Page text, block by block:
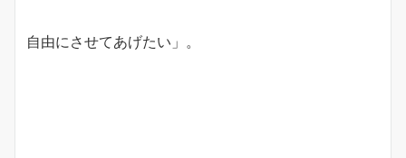
自由にさせてあげたい」。